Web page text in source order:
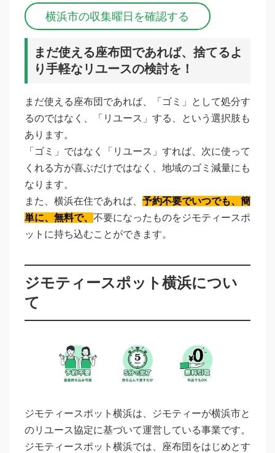
横浜市の収集曜日を確認する
まだ使える座布団であれば、捨てるよ
り手軽なリユースの検討を！
まだ使える座布団であれば、「ゴミ」として処分す
るのではなく、「リユース」する、という選択肢も
あります。
「ゴミ」ではなく「リユース」すれば、次に使って
くれる方が喜ぶだけではなく、地域のゴミ減量にも
なります。
また、横浜在住であれば、 予約不要でいつでも、簡
単に、無料で、 不要になったものをジモティースポ
ットに持ち込むことができます。
ジモティースポット横浜につい
て
ジモティースポット横浜は、ジモティーが横浜市と
のリユース協定に基づいて運営している事業です。
ジモティースポット横浜では、座布団をはじめとす